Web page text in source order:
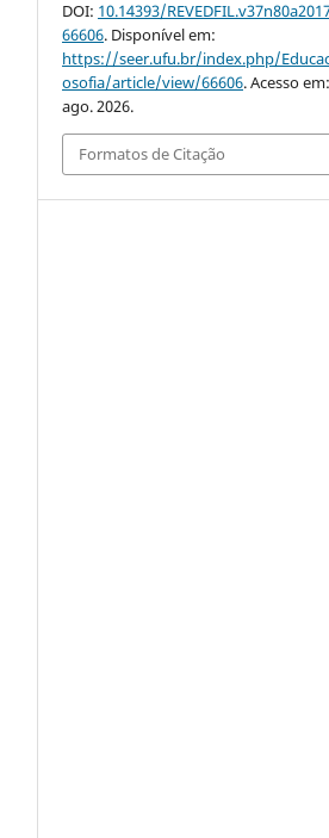
DOI: 10.14393/
66606. Disponível em:
https://seer.ufu.br/index.php/
osofia/article/view/66606. Acesso
ago. 2026.
Formatos de Citação